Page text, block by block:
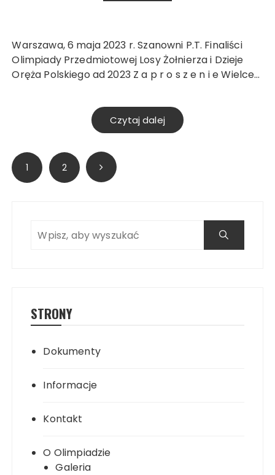
Warszawa, 6 maja 2023 r. Szanowni P.T. Finaliści
Olimpiady Przedmiotowej Losy Żołnierza i Dzieje
Oręża Polskiego ad 2023 Z a p r o s z e n i e Wielce…
Czytaj dalej
Stronicowanie
wpisów
1 2
STRONY
Dokumenty
Informacje
Kontakt
O Olimpiadzie
Galeria